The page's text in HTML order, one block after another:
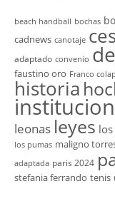
beach handball bochas
cadnews canotaje
adaptado convenio
faustino oro Franco
historia
leonas leyes
los pumas maligno
adaptada paris 2024
stefania ferrando tenis